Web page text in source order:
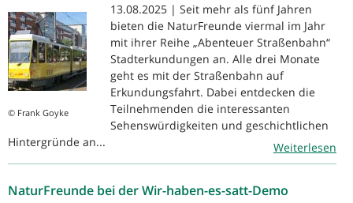
© Frank Goyke
13.08.2025 | Seit mehr als fünf Jahren
bieten die NaturFreunde viermal im Jahr
mit ihrer Reihe „Abenteuer Straßenbahn“
Stadterkundungen an. Alle drei Monate
geht es mit der Straßenbahn auf
Erkundungsfahrt. Dabei entdecken die
Teilnehmenden die interessanten
Sehenswürdigkeiten und geschichtlichen
Hintergründe an...
Weiterlesen
NaturFreunde bei der Wir-haben-es-satt-Demo